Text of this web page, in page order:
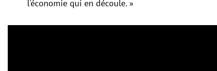
l'économie qui en découle. »